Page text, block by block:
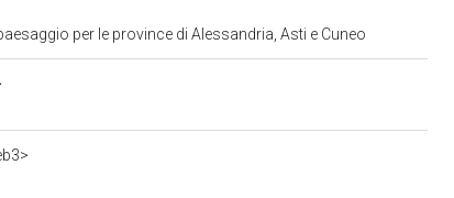
per le province di Alessandria, Asti e Cuneo